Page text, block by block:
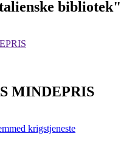
bibliotek"
MINDEPRIS